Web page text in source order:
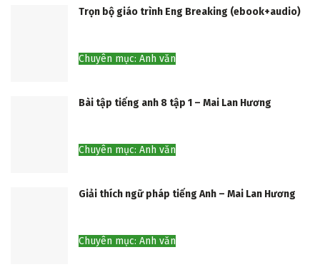
Trọn bộ giáo trình Eng Breaking (ebook+audio)
Chuyên mục: Anh văn
Bài tập tiếng anh 8 tập 1 – Mai Lan Hương
Chuyên mục: Anh văn
Giải thích ngữ pháp tiếng Anh – Mai Lan Hương
Chuyên mục: Anh văn